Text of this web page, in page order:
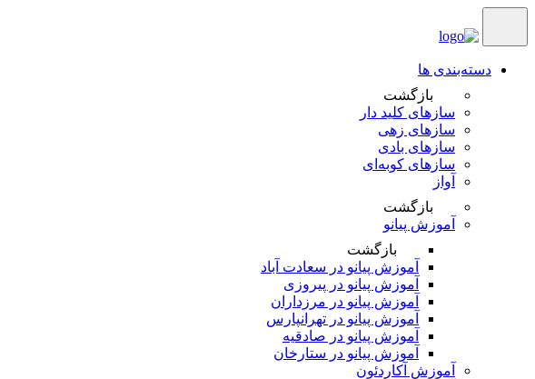
دسته‌بندی ها
بازگشت
سازهای کلید دار
سازهای زهی
سازهای بادی
سازهای کوبه‌‎ای
آواز
بازگشت
آموزش پیانو
بازگشت
آموزش پیانو در سعادت آباد
آموزش پیانو در پیروزی
آموزش پیانو در مرزداران
آموزش پیانو در تهرانپارس
آموزش پیانو در صادقیه
آموزش پیانو در ستارخان
آموزش آکاردئون